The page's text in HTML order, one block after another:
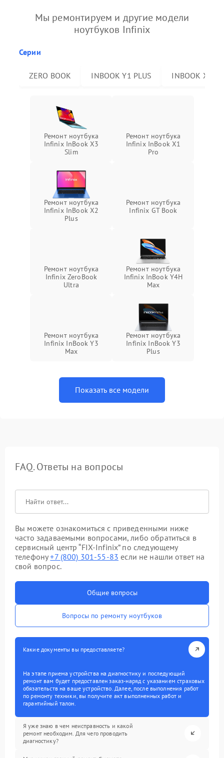
Мы ремонтируем и другие модели
ноутбуков Infinix
Серии
ZERO BOOK INBOOK Y1 PLUS INBOOK X2
Ремонт ноутбука
Infinix InBook X3
Slim
Ремонт ноутбука
Infinix InBook X1
Pro
Ремонт ноутбука
Infinix InBook X2
Plus
Ремонт ноутбука
Infinix GT Book
Ремонт ноутбука
Infinix ZeroBook
Ultra
Ремонт ноутбука
Infinix InBook Y4H
Max
Ремонт ноутбука
Infinix InBook Y3
Max
Ремонт ноутбука
Infinix InBook Y3
Plus
Показать все модели
FAQ. Ответы на вопросы
Вы можете ознакомиться с приведенными ниже
часто задаваемыми вопросами, либо обратиться в
сервисный центр “FIX-Infinix” по следующему
телефону+7 (800) 301-55-83 если не нашли ответ на
свой вопрос.
Общие вопросы
Вопросы по ремонту ноутбуков
Какие документы вы предоставляете?
На этапе приема устройства на диагностику и последующий
ремонт вам будет предоставлен заказ-наряд с указанием страховых
обязательств на ваше устройство. Далее, после выполнения работ
по ремонту техники, вы получите акт выполненных работ и
гарантийный талон.
Я уже знаю в чем неисправность и какой
ремонт необходим. Для чего проводить
диагностику?